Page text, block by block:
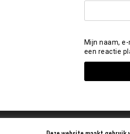
Mijn naam,
een reactie